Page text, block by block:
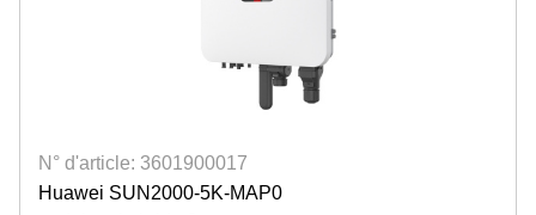
N° d'article: 3601900017
Huawei SUN2000-5K-MAP0